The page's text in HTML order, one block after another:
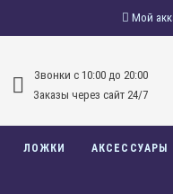
Мой
Звонки c 10:00 до 20:00
Заказы через сайт 24/7
ЛОЖКИ АКСЕССУАРЫ